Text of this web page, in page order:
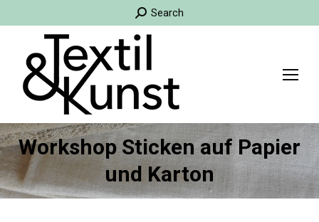
Search:
Search
Workshop Sticken auf Papier
und Karton